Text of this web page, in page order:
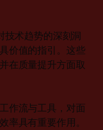
技术趋势的深刻洞
价值的指引。这些
在质量提升方面取
作流与工具，对面
率具有重要作用。